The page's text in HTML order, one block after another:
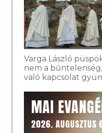
Varga László
nem a
való kapcsolat
MAI
2026. AUGUSZTUS